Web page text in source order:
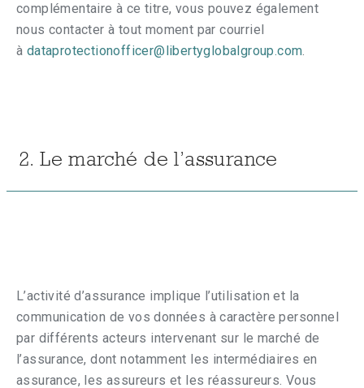
complémentaire à ce titre, vous pouvez également
nous contacter à tout moment par courriel
à dataprotectionofficer@libertyglobalgroup.com.
2. Le marché de l’assurance
L’activité d’assurance implique l’utilisation et la
communication de vos données à caractère personnel
par différents acteurs intervenant sur le marché de
l’assurance, dont notamment les intermédiaires en
assurance, les assureurs et les réassureurs. Vous